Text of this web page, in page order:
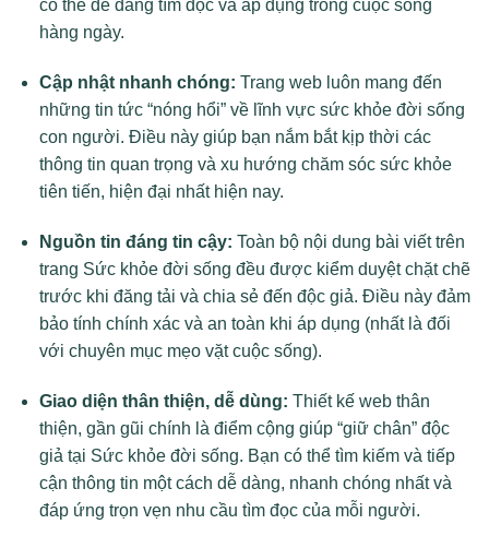
có thể dễ dàng tìm đọc và áp dụng trong cuộc sống
hàng ngày.
Cập nhật nhanh chóng: Trang web luôn mang đến
những tin tức “nóng hổi” về lĩnh vực sức khỏe đời sống
con người. Điều này giúp bạn nắm bắt kịp thời các
thông tin quan trọng và xu hướng chăm sóc sức khỏe
tiên tiến, hiện đại nhất hiện nay.
Nguồn tin đáng tin cậy: Toàn bộ nội dung bài viết trên
trang Sức khỏe đời sống đều được kiểm duyệt chặt chẽ
trước khi đăng tải và chia sẻ đến độc giả. Điều này đảm
bảo tính chính xác và an toàn khi áp dụng (nhất là đối
với chuyên mục mẹo vặt cuộc sống).
Giao diện thân thiện, dễ dùng: Thiết kế web thân
thiện, gần gũi chính là điểm cộng giúp “giữ chân” độc
giả tại Sức khỏe đời sống. Bạn có thể tìm kiếm và tiếp
cận thông tin một cách dễ dàng, nhanh chóng nhất và
đáp ứng trọn vẹn nhu cầu tìm đọc của mỗi người.